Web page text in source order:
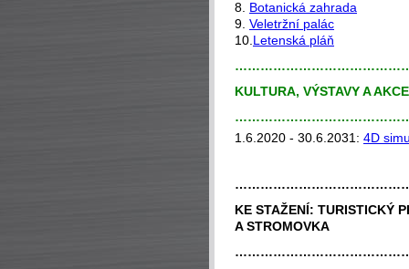
8. Botanická zahrada
9. Veletržní palác
10. Letenská pláň
KULTURA, VÝSTAVY A
1.6.2020 - 30.6.2031: 4D
KE STAŽENÍ: TURISTICKÝ
A STROMOVKA